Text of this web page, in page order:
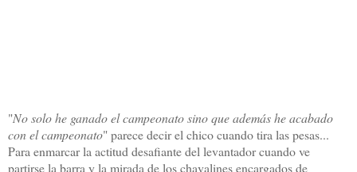
"No solo he ganado el campeonato sino que además he acabado
con el campeonato" parece decir el chico cuando tira las pesas...
Para enmarcar la actitud desafiante del levantador cuando ve
partirse la barra y la mirada de los chavalines encargados de